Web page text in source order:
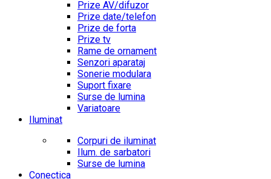
Prize AV/difuzor
Prize date/telefon
Prize de forta
Prize tv
Rame de ornament
Senzori aparataj
Sonerie modulara
Suport fixare
Surse de lumina
Variatoare
Iluminat
Corpuri de iluminat
Ilum. de sarbatori
Surse de lumina
Conectica